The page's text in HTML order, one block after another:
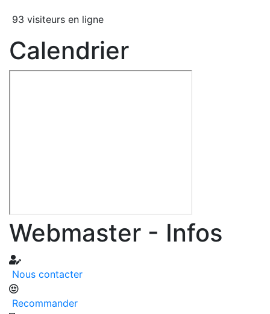
93 visiteurs en ligne
Calendrier
Webmaster - Infos
Nous contacter
Recommander